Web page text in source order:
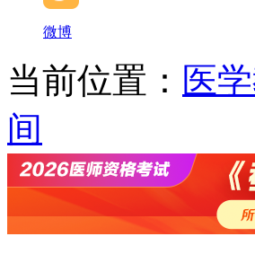
微博
当前位置： 医
间